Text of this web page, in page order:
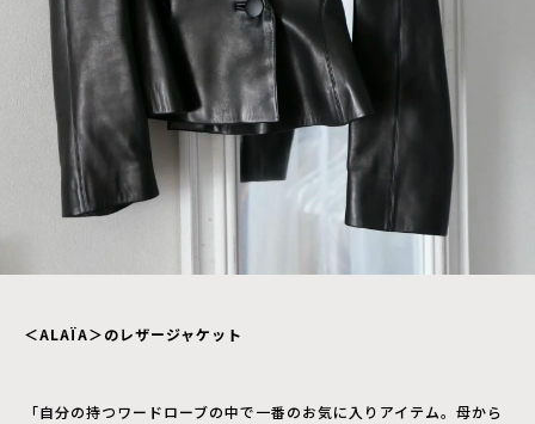
＜ALAÏA＞のレザージャケット
「自分の持つワードローブの中で一番のお気に入りアイテム。母から